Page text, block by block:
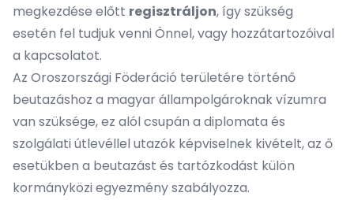
megkezdése előtt regisztráljon, így szükség
esetén fel tudjuk venni Önnel, vagy hozzátartozóival
a kapcsolatot.
Az Oroszországi Föderáció területére történő
beutazáshoz a magyar állampolgároknak vízumra
van szüksége, ez alól csupán a diplomata és
szolgálati útlevéllel utazók képviselnek kivételt, az ő
esetükben a beutazást és tartózkodást külön
kormányközi egyezmény szabályozza.